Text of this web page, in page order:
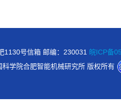
1130号信箱 邮编：230031 皖ICP备
学院合肥智能机械研究所 版权所有